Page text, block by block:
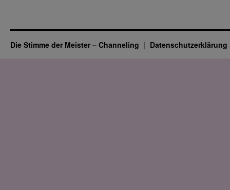
Die Stimme der Meister – Channeling Datenschutz­erklärung